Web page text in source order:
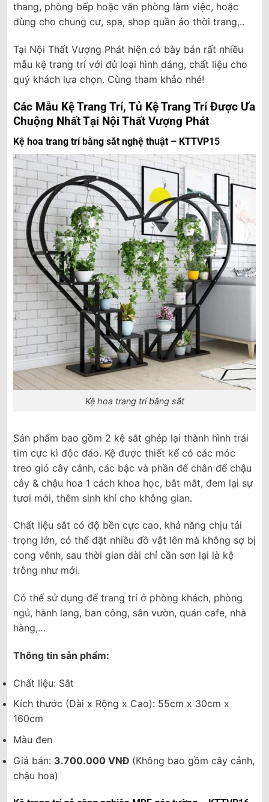
thang, phòng bếp hoặc văn phòng làm việc, hoặc
dùng cho chung cư, spa, shop quần áo thời trang,..
Tại Nội Thất Vượng Phát hiện có bày bán rất nhiều
mẫu kệ trang trí với đủ loại hình dáng, chất liệu cho
quý khách lựa chọn. Cùng tham khảo nhé!
Các Mẫu Kệ Trang Trí, Tủ Kệ Trang Trí Được Ưa
Chuộng Nhất Tại Nội Thất Vượng Phát
Kệ hoa trang trí bằng sắt nghệ thuật – KTTVP15
Kệ hoa trang trí bằng sắt
Sản phẩm bao gồm 2 kệ sắt ghép lại thành hình trái
tim cực kì độc đáo. Kệ được thiết kế có các móc
treo giỏ cây cảnh, các bậc và phần đế chân để chậu
cây & chậu hoa 1 cách khoa học, bắt mắt, đem lại sự
tươi mới, thêm sinh khí cho không gian.
Chất liệu sắt có độ bền cực cao, khả năng chịu tải
trọng lớn, có thể đặt nhiều đồ vật lên mà không sợ bị
cong vênh, sau thời gian dài chỉ cần sơn lại là kệ
trông như mới.
Có thể sử dụng để trang trí ở phòng khách, phòng
ngủ, hành lang, ban công, sân vườn, quán cafe, nhà
hàng,…
Thông tin sản phẩm:
Chất liệu: Sắt
Kích thước (Dài x Rộng x Cao): 55cm x 30cm x
160cm
Màu đen
Giá bán: 3.700.000 VNĐ (Không bao gồm cây cảnh,
chậu hoa)